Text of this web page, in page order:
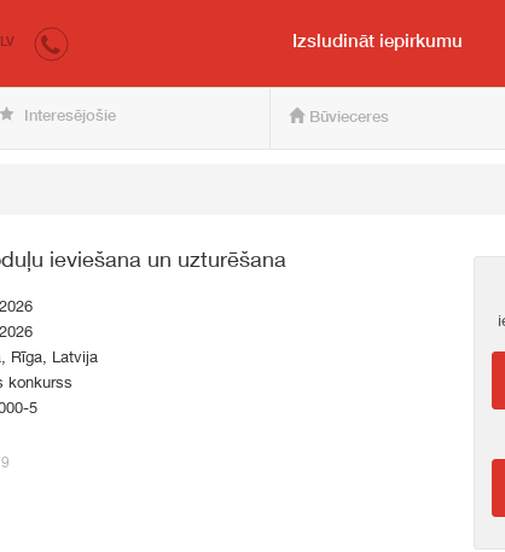
pircējam un pārdevējam
LV Izsludināt iepirkumu
Interesējošie Būvieceres
ieviešana un uzturēšana
Rīga, Latvija
konkurss
5